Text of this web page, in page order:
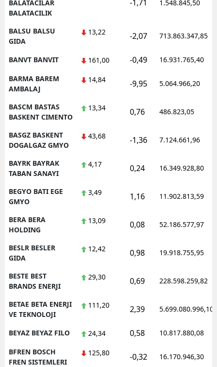
BALATACILAR
BALATACILIK
-1,71 1.548.845,50
BALSU BALSU
GIDA
13,22 -2,07 713.863.347,85
BANVT BANVIT 161,00 -0,49 16.931.765,40
BARMA BAREM
AMBALAJ
14,84 -9,95 5.064.966,20
BASCM BASTAS
BASKENT CIMENTO
13,34 0,76 486.823,05
BASGZ BASKENT
DOGALGAZ GMYO
43,68 -1,36 7.124.661,96
BAYRK BAYRAK
TABAN SANAYI
4,17 0,24 16.349.928,80
BEGYO BATI EGE
GMYO
3,49 1,16 11.902.813,59
BERA BERA
HOLDING
13,09 0,08 52.186.577,97
BESLR BESLER
GIDA
12,42 0,98 19.918.755,95
BESTE BEST
BRANDS ENERJI
29,30 0,69 228.598.259,82
BETAE BETA ENERJI
VE TEKNOLOJI
111,20 2,39 5.699.080.996,10
BEYAZ BEYAZ FILO 24,34 0,58 10.817.880,08
BFREN BOSCH
FREN SISTEMLERI
125,80 -0,32 16.170.946,30